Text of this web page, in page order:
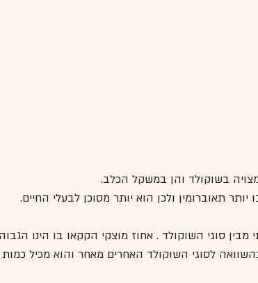
בשוקולד והן במשקל הכלב.
תאוברומין ולכן הוא יותר מסוכן לבעלי החיים.
סוגי השוקולד . אחוז מוצקי הקקאו בו הינו
בהשוואה לסוגי השוקולד האחרים מאחר והוא מכיל